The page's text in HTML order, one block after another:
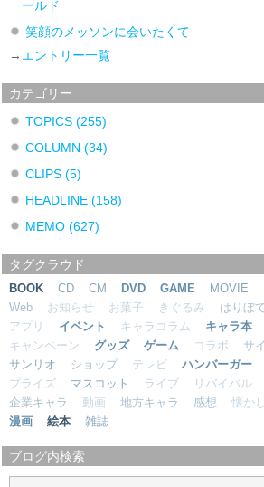
ールド
笑顔のメッソンに会いたくて
→ エントリー一覧
カテゴリー
TOPICS (255)
COLUMN (34)
CLIPS (5)
HEADLINE (158)
MEMO (627)
タグクラウド
BOOK CD CM DVD GAME MOVIE
Web
お知らせ お菓子 きぐるみ はりぼ
アプリ
イベント キャラコラム キャラ本
キャンペーン
グッズ ゲーム コラボ サ
サンリオ
ショップ テレビ ハンバーガー
プライズ
マスコット ライブ リバイバル
企業キャラ
動画 地方キャラ 感想 懐かし
漫画
絵本 雑誌
ブログ内検索